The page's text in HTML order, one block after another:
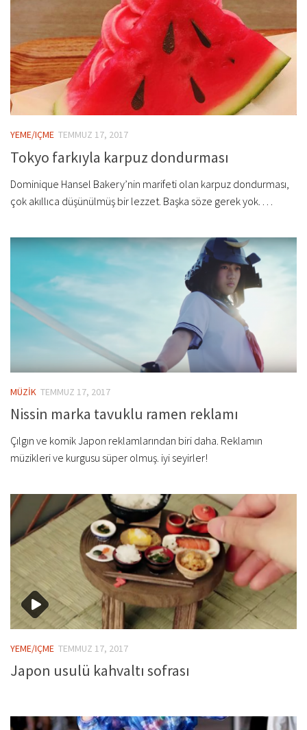
YEME/IÇME TEMMUZ 17, 2017
Tokyo farkıyla karpuz dondurması
Dominique Hansel Bakery’nin marifeti olan karpuz dondurması,
çok akıllıca düşünülmüş bir lezzet. Başka söze gerek yok. . . .
MÜZİK TEMMUZ 17, 2017
Nissin marka tavuklu ramen reklamı
Çılgın ve komik Japon reklamlarından biri daha. Reklamın
müzikleri ve kurgusu süper olmuş. iyi seyirler!
YEME/IÇME TEMMUZ 17, 2017
Japon usulü kahvaltı sofrası